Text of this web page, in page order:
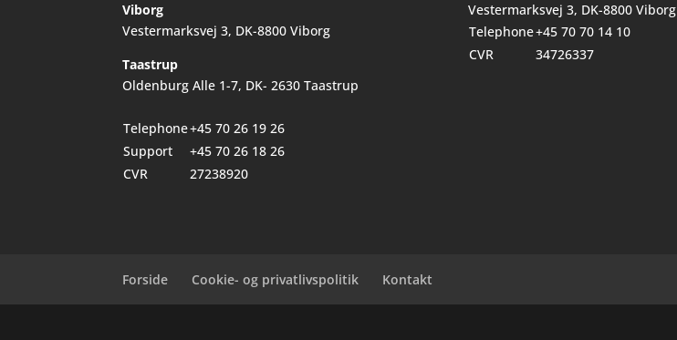
Viborg
Vestermarksvej 3, DK-8800 Viborg
Taastrup
Oldenburg Alle 1-7, DK- 2630 Taastrup
Telephone+45 70 26 19 26
Support
+45 70 26 18 26
CVR
27238920
Vestermarksvej 3, DK-8800 Viborg
Telephone+45 70 70 14 10
CVR
34726337
Forside Cookie- og privatlivspolitik Kontakt